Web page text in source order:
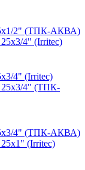
2" (ТПК-АКВА)
4" (Irritec)
4" (ТПК-АКВА)